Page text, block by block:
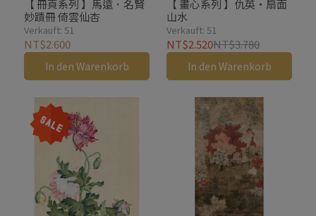
【 冊頁系列 】馬遠．名賢
妙蹟冊 倚雲仙杏
Verkauft: 51
NT$2.600
In den Warenkorb
【 畫心系列 】仇英・扇面
山水
Verkauft: 51
NT$2.520NT$3.780
In den Warenkorb